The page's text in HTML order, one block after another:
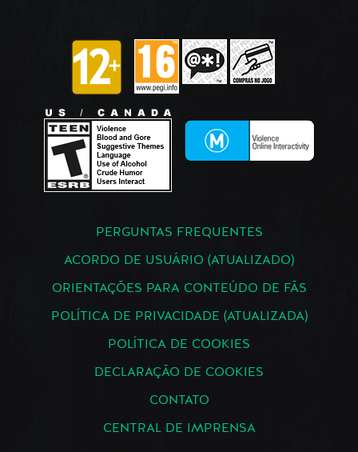
PERGUNTAS FREQUENTES
ACORDO DE USUÁRIO (ATUALIZADO)
ORIENTAÇÕES PARA CONTEÚDO DE FÃS
POLÍTICA DE PRIVACIDADE (ATUALIZADA)
POLÍTICA DE COOKIES
DECLARAÇÃO DE COOKIES
CONTATO
CENTRAL DE IMPRENSA